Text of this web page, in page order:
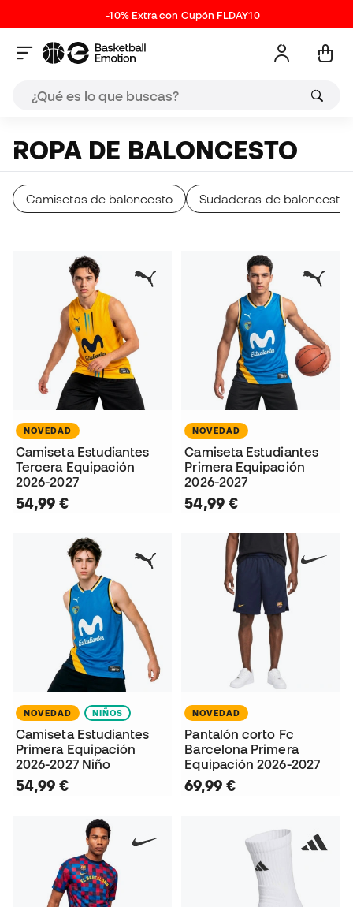
-10% Extra con Cupón FLDAY10
ROPA DE BALONCESTO
Camisetas de baloncesto Sudaderas de baloncesto
NOVEDAD
Camiseta Estudiantes
Tercera Equipación
2026-2027
54,99 €
NOVEDAD
Camiseta Estudiantes
Primera Equipación
2026-2027
54,99 €
NOVEDAD NIÑOS
Camiseta Estudiantes
Primera Equipación
2026-2027 Niño
54,99 €
NOVEDAD
Pantalón corto Fc
Barcelona Primera
Equipación 2026-2027
69,99 €